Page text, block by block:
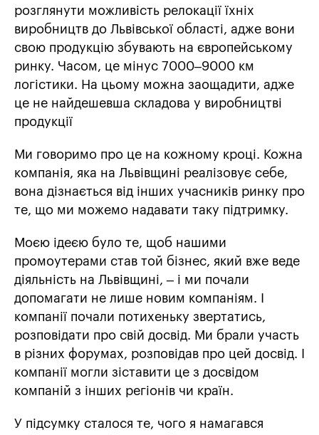
розглянути можливість релокації їхніх
виробництв до Львівської області, адже вони
свою продукцію збувають на європейському
ринку. Часом, це мінус 7000–9000 км
логістики. На цьому можна заощадити, адже
це не найдешевша складова у виробництві
продукції
Ми говоримо про це на кожному кроці. Кожна
компанія, яка на Львівщині реалізовує себе,
вона дізнається від інших учасників ринку про
те, що ми можемо надавати таку підтримку.
Моєю ідеєю було те, щоб нашими
промоутерами став той бізнес, який вже веде
діяльність на Львівщині, – і ми почали
допомагати не лише новим компаніям. І
компанії почали потихеньку звертатись,
розповідати про свій досвід. Ми брали участь
в різних форумах, розповідав про цей досвід. І
компанії могли зіставити це з досвідом
компаній з інших регіонів чи країн.
У підсумку сталося те, чого я намагався